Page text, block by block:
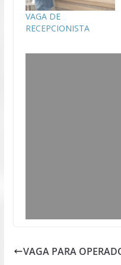
VAGA DE
RECEPCIONISTA
VAGA PARA